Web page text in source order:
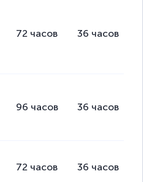
все детали.
огромное
литературы,
удобная система
не возникло ни на
72 часов 36 часов
96 часов 36 часов
72 часов 36 часов